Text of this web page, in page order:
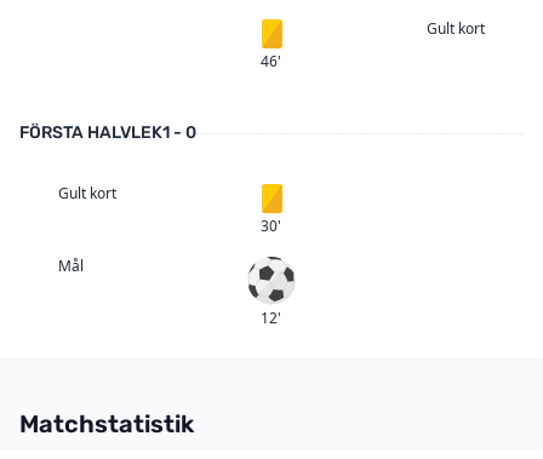
Gult kort
46'
Gult kort
FÖRSTA HALVLEK1 - 0
Gult kort
Gult kort
30'
Mål
Mål
12'
Matchstatistik